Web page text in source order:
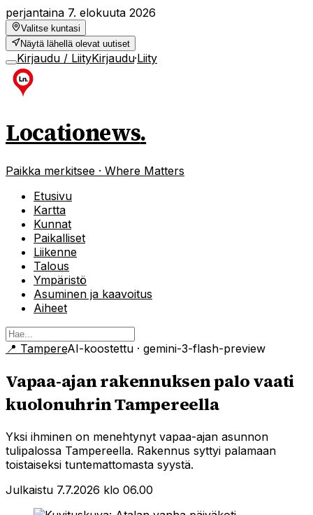
perjantaina 7. elokuuta 2026
Valitse kuntasi
Näytä lähellä olevat uutiset
Kirjaudu / LiityKirjaudu·Liity
Locationews.
Paikka merkitsee · Where Matters
Etusivu
Kartta
Kunnat
Paikalliset
Liikenne
Talous
Ympäristö
Asuminen ja kaavoitus
Aiheet
📍 TampereAI-koostettu · gemini-3-flash-preview
Vapaa-ajan rakennuksen palo vaati
kuolonuhrin Tampereella
Yksi ihminen on menehtynyt vapaa-ajan asunnon
tulipalossa Tampereella. Rakennus syttyi palamaan
toistaiseksi tuntemattomasta syystä.
Julkaistu 7.7.2026 klo 06.00